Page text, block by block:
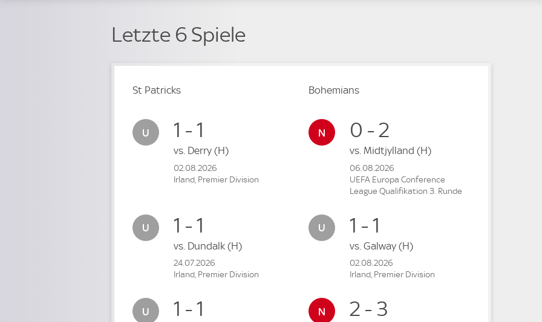
Letzte 6 Spiele
St Patricks
1 - 1
vs. Derry (H)
02.08.2026
Irland, Premier Division
1 - 1
vs. Dundalk (H)
24.07.2026
Irland, Premier Division
1 - 1
Bohemians
0 - 2
vs. Midtjylland (H)
06.08.2026
UEFA Europa Conference
League Qualifikation 3. Runde
1 - 1
vs. Galway (H)
02.08.2026
Irland, Premier Division
2 - 3